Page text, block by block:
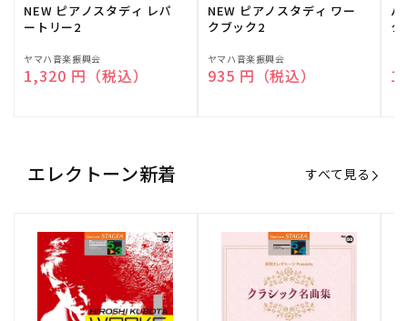
NEW ピアノスタディ レパ
ートリー2
販
売
ヤマハ音楽振興会
通常価格
1,320 円（税込）
NEW ピアノスタディ ワー
クブック2
販
売
ヤマハ音楽振興会
通常価格
935 円（税込）
バ
ク
売
エレクトーン新着 すべて見る